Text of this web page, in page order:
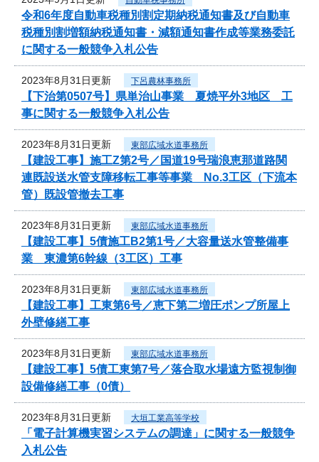
令和6年度自動車税種別割定期納税通知書及び自動車
税種別割増額納税通知書・減額通知書作成等業務委託
に関する一般競争入札公告
2023年8月31日更新 下呂農林事務所
【下治第0507号】県単治山事業 夏焼平外3地区 工
事に関する一般競争入札公告
2023年8月31日更新 東部広域水道事務所
【建設工事】施工Z第2号／国道19号瑞浪恵那道路関
連既設送水管支障移転工事等事業 No.3工区（下流本
管）既設管撤去工事
2023年8月31日更新 東部広域水道事務所
【建設工事】5債施工B2第1号／大容量送水管整備事
業 東濃第6幹線（3工区）工事
2023年8月31日更新 東部広域水道事務所
【建設工事】工東第6号／恵下第二増圧ポンプ所屋上
外壁修繕工事
2023年8月31日更新 東部広域水道事務所
【建設工事】5債工東第7号／落合取水場遠方監視制御
設備修繕工事（0債）
2023年8月31日更新 大垣工業高等学校
「電子計算機実習システムの調達」に関する一般競争
入札公告